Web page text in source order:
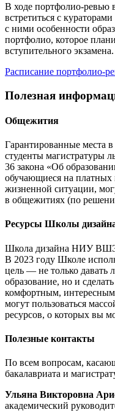
В ходе портфолио-ревью
встретиться с
с ними особенности
портфолио, которое
вступительного экзамена.
Расписание портфолио-
Полезная
Общежития
Гарантированные места
студенты магистратуры
36 закона «Об
обучающиеся на платных
жизненной ситуации,
в общежитиях (по
Ресурсы Школы
Школа дизайна НИУ
В 2023 году Школе
цель — не только давать
образование, но и
комфортным,
могут пользоваться
ресурсов, о которых вы
Полезные контакты
По всем вопросам,
бакалавриата и
Ульяна Викторовна
академический